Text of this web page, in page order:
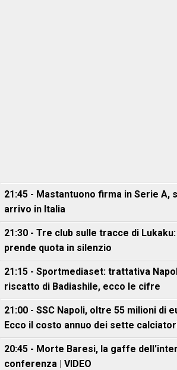
21:45 - Mastantuono firma in Serie A,
arrivo in Italia
21:30 - Tre club sulle tracce di
prende quota in silenzio
21:15 - Sportmediaset: trattativa
riscatto di Badiashile, ecco le cifre
21:00 - SSC Napoli, oltre 55 milioni di
Ecco il costo annuo dei sette
20:45 - Morte Baresi, la gaffe
conferenza | VIDEO